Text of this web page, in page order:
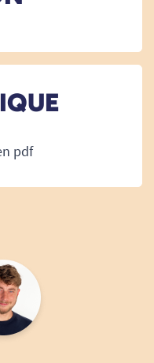
pdf